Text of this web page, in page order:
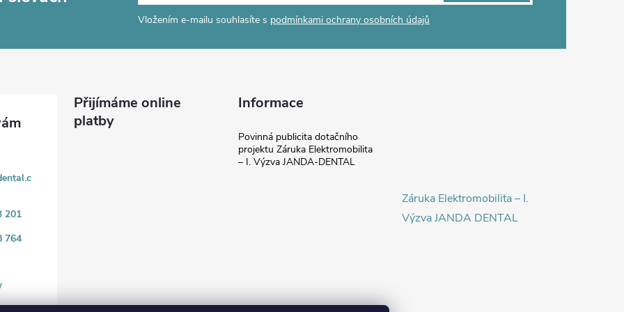
Vložením e-mailu souhlasíte s podmínkami ochrany osobních údajů
201
764
Přijímáme online
platby
Informace
Povinná publicita dotačního
projektu Záruka Elektromobilita
– I. Výzva JANDA-DENTAL
Záruka Elektromobilita – I.
Výzva JANDA DENTAL